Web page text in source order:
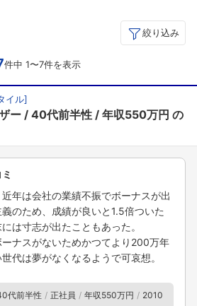
絞り込み
件中 1〜7件を表示
イル]
ー 40代前半性 年収550万円 の
年は会社の業績不振でボーナスが出
のため、成績が良いと1.5倍ついた
は寸志が出たこともあった。
ナスがないためかつてより200万年
代は夢がなくなるようで可哀想。
代前半性 正社員 年収550万円
2010